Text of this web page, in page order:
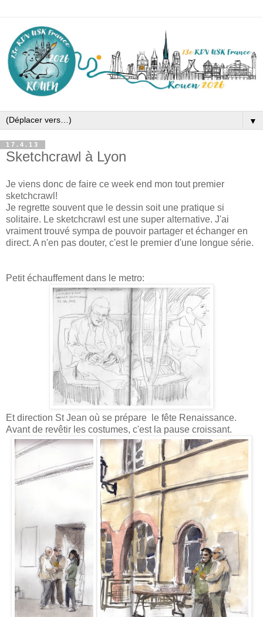
▼
17.4.13
Sketchcrawl à Lyon
Je viens donc de faire ce week end mon tout premier
sketchcrawl!
Je regrette souvent que le dessin soit une pratique si
solitaire. Le sketchcrawl est une super alternative. J'ai
vraiment trouvé sympa de pouvoir partager et échanger en
direct. A n'en pas douter, c'est le premier d'une longue série.
Petit échauffement dans le metro:
Et direction St Jean où se prépare le fête Renaissance.
Avant de revêtir les costumes, c'est la pause croissant.